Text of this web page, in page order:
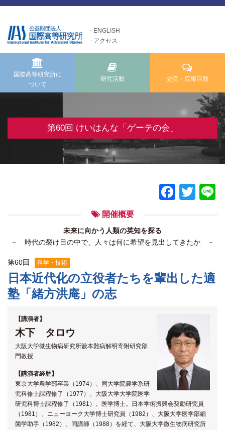
ENGLISH
アクセス
国際高等研究所に
ついて
研究活動 交流・広報活動
About us
国際高等研究所についてTOP
基本理念・ミッション
設立経緯・歩み
組織・運営について
Research Activities
研究活動TOP
公募研究・その他の研究
Exchange and Public
Relations Activities
けいはんな「meta鼎談」
けいはんな「市民懇談」
IIAS塾ジュニアセミナー
関係機関との連携
第60回 けいはんな「ゲーテの会」
開催概要
未来に向かう人類の英知を探る
－ 時代の裂け目の中で、人々は何に希望を見出してきたか －
第60回 科学・技術
日本近代化の立役者たちを輩出した適
塾「緒方洪庵」の志
【講演者】
木下 タロウ
大阪大学微生物病研究所籔本難病解明寄附研究部
門教授
【講演者経歴】
東京大学農学部卒業（1974）、同大学院農学系研
究科修士課程修了（1977）、大阪大学大学院医学
研究科博士課程修了（1981）。医学博士。日本学術振興会奨励研究員
（1981）、ニューヨーク大学博士研究員（1982）、大阪大学医学部細
菌学助手（1982）、同講師（1988）を経て、大阪大学微生物病研究所